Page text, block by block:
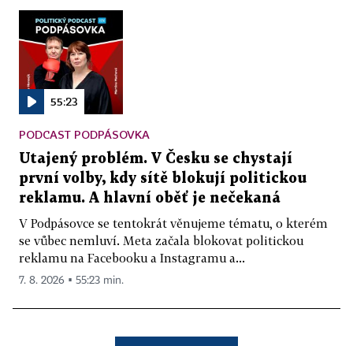
55:23
PODCAST PODPÁSOVKA
Utajený problém. V Česku se chystají
první volby, kdy sítě blokují politickou
reklamu. A hlavní oběť je nečekaná
V Podpásovce se tentokrát věnujeme tématu, o kterém
se vůbec nemluví. Meta začala blokovat politickou
reklamu na Facebooku a Instagramu a...
7. 8. 2026 ▪ 55:23 min.